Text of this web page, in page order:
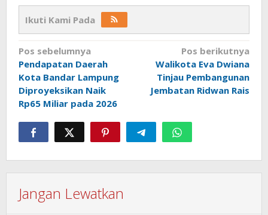
Ikuti Kami Pada
Navigasi
pos
Pos sebelumnya
Pendapatan Daerah
Kota Bandar Lampung
Diproyeksikan Naik
Rp65 Miliar pada 2026
Pos berikutnya
Walikota Eva Dwiana
Tinjau Pembangunan
Jembatan Ridwan Rais
Jangan Lewatkan